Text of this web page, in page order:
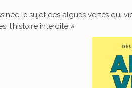
le sujet des algues vertes
l’histoire interdite »